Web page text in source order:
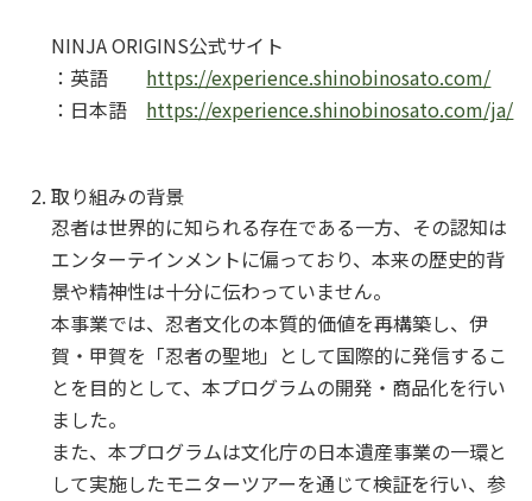
NINJA ORIGINS公式サイト
：英語 https://experience.shinobinosato.com/
：日本語 https://experience.shinobinosato.com/ja/
取り組みの背景
忍者は世界的に知られる存在である一方、その認知は
エンターテインメントに偏っており、本来の歴史的背
景や精神性は十分に伝わっていません。
本事業では、忍者文化の本質的価値を再構築し、伊
賀・甲賀を「忍者の聖地」として国際的に発信するこ
とを目的として、本プログラムの開発・商品化を行い
ました。
また、本プログラムは文化庁の日本遺産事業の一環と
して実施したモニターツアーを通じて検証を行い、参